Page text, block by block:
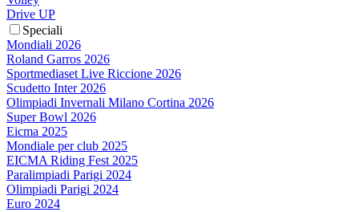
Drive UP
Speciali
Mondiali 2026
Roland Garros 2026
Sportmediaset Live Riccione 2026
Scudetto Inter 2026
Olimpiadi Invernali Milano Cortina 2026
Super Bowl 2026
Eicma 2025
Mondiale per club 2025
EICMA Riding Fest 2025
Paralimpiadi Parigi 2024
Olimpiadi Parigi 2024
Euro 2024